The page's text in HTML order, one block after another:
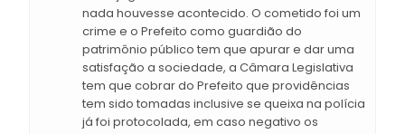
nada houvesse acontecido. O cometido foi um
crime e o Prefeito como guardião do
patrimônio público tem que apurar e dar uma
satisfação a sociedade, a Câmara Legislativa
tem que cobrar do Prefeito que providências
tem sido tomadas inclusive se queixa na polícia
já foi protocolada, em caso negativo os